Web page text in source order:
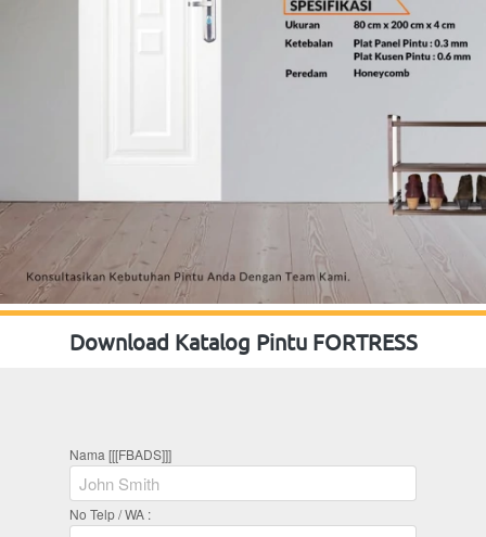
Download Katalog Pintu FORTRESS
Nama [[[FBADS]]]
No Telp / WA :